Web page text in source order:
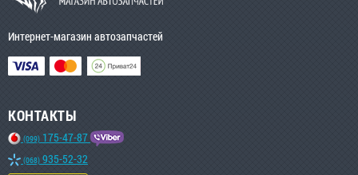
Интернет-магазин автозапчастей
КОНТАКТЫ
(099) 175-47-87
(068) 935-52-32